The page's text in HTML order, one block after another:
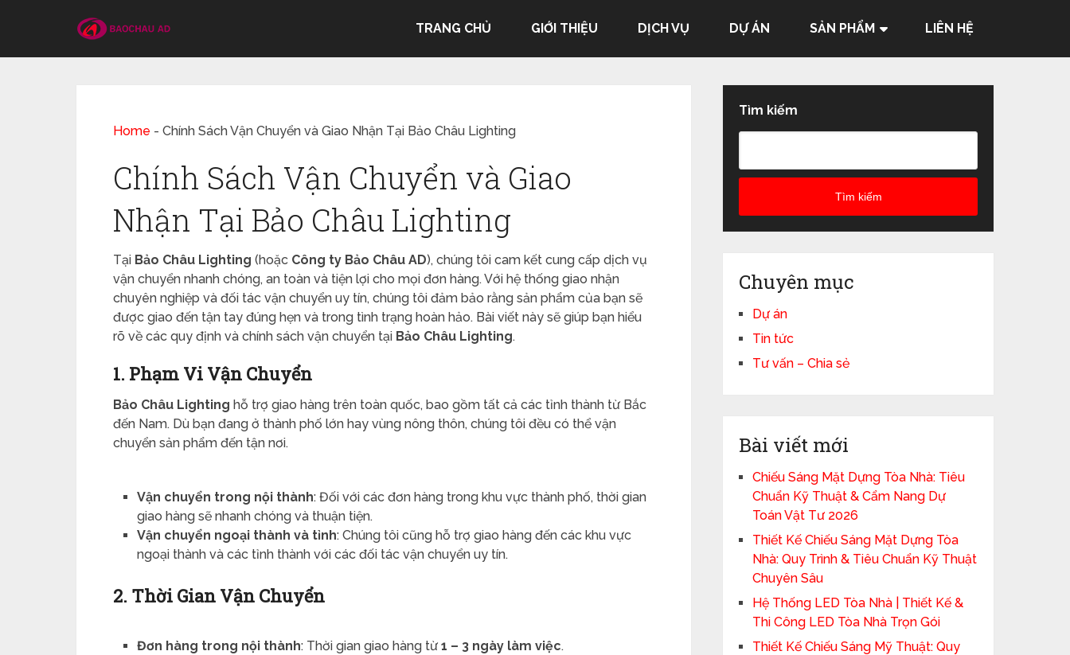
TRANG CHỦ GIỚI THIỆU DỊCH VỤ DỰ ÁN SẢN PHẨM LIÊN HỆ
Home - Chính Sách Vận Chuyển và Giao Nhận Tại Bảo Châu Lighting
Chính Sách Vận Chuyển và Giao
Nhận Tại Bảo Châu Lighting
Tại Bảo Châu Lighting (hoặc Công ty Bảo Châu AD), chúng tôi cam kết cung cấp dịch vụ
vận chuyển nhanh chóng, an toàn và tiện lợi cho mọi đơn hàng. Với hệ thống giao nhận
chuyên nghiệp và đối tác vận chuyển uy tín, chúng tôi đảm bảo rằng sản phẩm của bạn sẽ
được giao đến tận tay đúng hẹn và trong tình trạng hoàn hảo. Bài viết này sẽ giúp bạn hiểu
rõ về các quy định và chính sách vận chuyển tại Bảo Châu Lighting.
1. Phạm Vi Vận Chuyển
Bảo Châu Lighting hỗ trợ giao hàng trên toàn quốc, bao gồm tất cả các tỉnh thành từ Bắc
đến Nam. Dù bạn đang ở thành phố lớn hay vùng nông thôn, chúng tôi đều có thể vận
chuyển sản phẩm đến tận nơi.
Vận chuyển trong nội thành: Đối với các đơn hàng trong khu vực thành phố, thời gian
giao hàng sẽ nhanh chóng và thuận tiện.
Vận chuyển ngoại thành và tỉnh: Chúng tôi cũng hỗ trợ giao hàng đến các khu vực
ngoại thành và các tỉnh thành với các đối tác vận chuyển uy tín.
2. Thời Gian Vận Chuyển
Đơn hàng trong nội thành: Thời gian giao hàng từ1 – 3 ngày làm việc.
Tìm kiếm
Tìm kiếm
Chuyên mục
Dự án
Tin tức
Tư vấn – Chia sẻ
Bài viết mới
Chiếu Sáng Mặt Dựng Tòa Nhà: Tiêu
Chuẩn Kỹ Thuật & Cẩm Nang Dự
Toán Vật Tư 2026
Thiết Kế Chiếu Sáng Mặt Dựng Tòa
Nhà: Quy Trình & Tiêu Chuẩn Kỹ Thuật
Chuyên Sâu
Hệ Thống LED Tòa Nhà | Thiết Kế &
Thi Công LED Tòa Nhà Trọn Gói
Thiết Kế Chiếu Sáng Mỹ Thuật: Quy